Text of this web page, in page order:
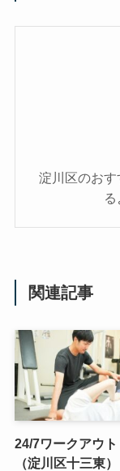
淀川区のお
関連記事
24/7ワークアウ
（淀川区十三東）